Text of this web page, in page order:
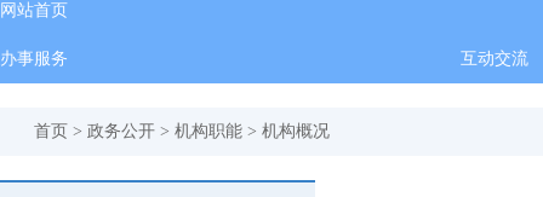
网站首页
办事服务 互动交流
首页 > 政务公开 > 机构职能 > 机构概况